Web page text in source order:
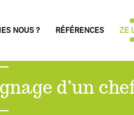
NOUS ? RÉFÉRENCES ZE
d’un